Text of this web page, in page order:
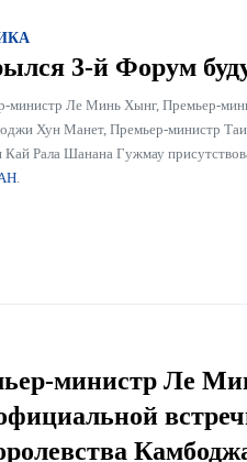
3-й Форум
министр Ле Минь Хынг, Премьер-
Хун Манет, Премьер-министр
Рала Шанана Гужмау
.
министр Ле